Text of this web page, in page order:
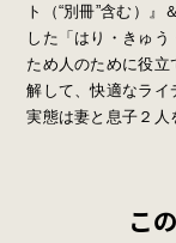
ト（“別冊”含む）
した「はり・きゅ
ため人のために役立
解して、快適なライ
実態は妻と息子２人
こ